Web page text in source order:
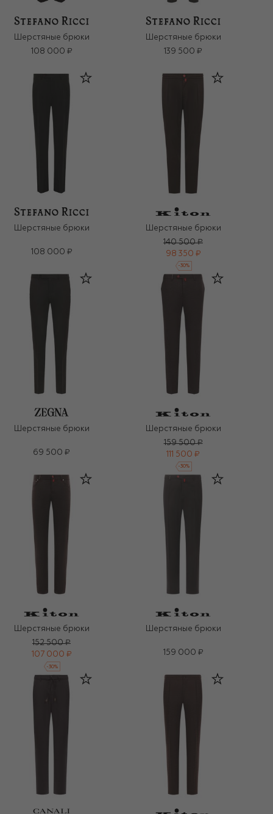
Шерстяные брюки
108 000 ₽
Шерстяные брюки
139 500 ₽
Шерстяные брюки
108 000 ₽
Шерстяные брюки
140 500 ₽
98 350 ₽
-30%
Шерстяные брюки
69 500 ₽
Шерстяные брюки
159 500 ₽
111 500 ₽
-30%
Шерстяные брюки
152 500 ₽
107 000 ₽
-30%
Шерстяные брюки
159 000 ₽